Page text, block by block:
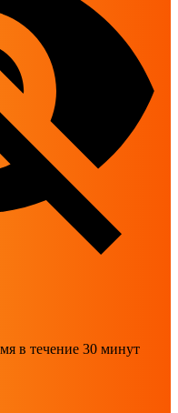
в течение 30 минут